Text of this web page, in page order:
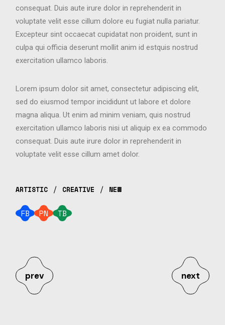
consequat. Duis aute irure dolor in reprehenderit in
voluptate velit esse cillum dolore eu fugiat nulla pariatur.
Excepteur sint occaecat cupidatat non proident, sunt in
culpa qui officia deserunt mollit anim id estquis nostrud
exercitation ullamco laboris.
Lorem ipsum dolor sit amet, consectetur adipiscing elit,
sed do eiusmod tempor incididunt ut labore et dolore
magna aliqua. Ut enim ad minim veniam, quis nostrud
exercitation ullamco laboris nisi ut aliquip ex ea commodo
consequat. Duis aute irure dolor in reprehenderit in
voluptate velit esse cillum amet dolor.
ARTISTIC CREATIVE NEW
FB PN TB
prev next